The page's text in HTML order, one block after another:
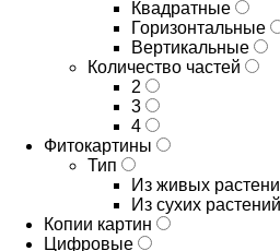
Квадратные
Горизонтальные
Вертикальные
Количество частей
2
3
4
Фитокартины
Тип
Из живых
Из сухих растений
Копии картин
Цифровые